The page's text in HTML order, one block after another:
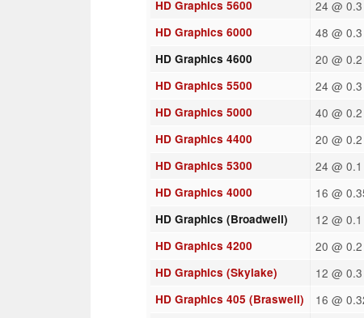
HD Graphics 5600 24 @
HD Graphics 6000 48 @
HD Graphics 4600 20 @
HD Graphics 5500 24 @
HD Graphics 5000 40 @
HD Graphics 4400 20 @
HD Graphics 5300 24 @
HD Graphics 4000 16 @
HD Graphics (Broadwell) 12 @
HD Graphics 4200 20 @
HD Graphics (Skylake) 12 @
HD Graphics 405 (Braswell) 16 @